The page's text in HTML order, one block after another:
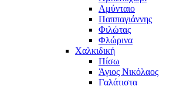
Αμύνταιο
Παππαγιάννης
Φιλώτας
Φλώρινα
Χαλκιδική
Πίσω
Άγιος Νικόλαος
Γαλάτιστα